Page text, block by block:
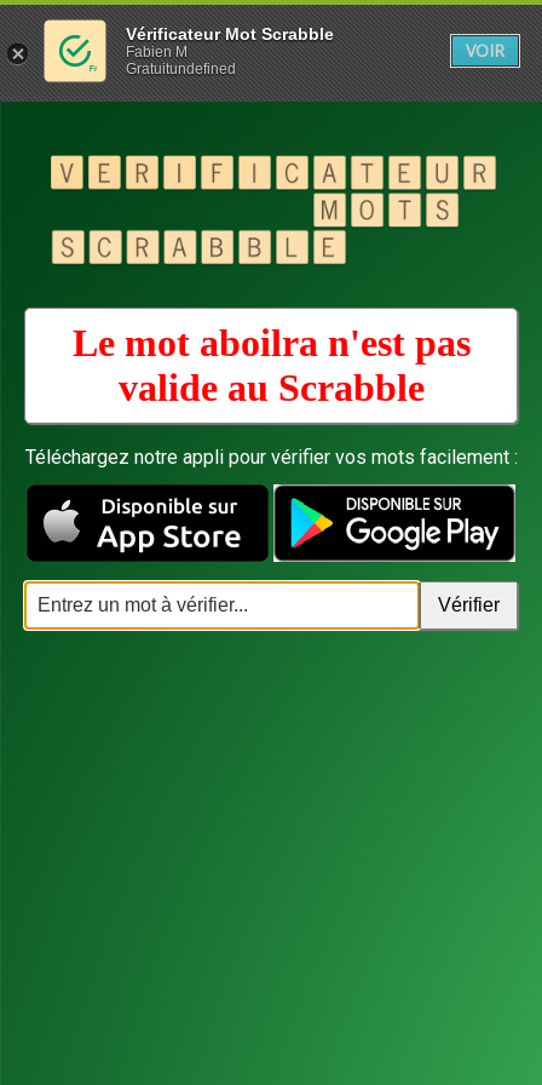
Le mot aboilra n'est pas
valide au Scrabble
Téléchargez notre appli pour vérifier vos mots facilement :
Vérificateur Mot Scrabble
Fabien M
Gratuitundefined
VOIR